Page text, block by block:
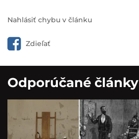
Nahlásiť chybu v článku
Zdieľať
Odporúčané články